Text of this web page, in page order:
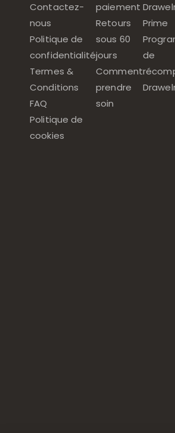
Contactez-
nous
Politique de
confidentialité
Termes &
Conditions
FAQ
Politique de
cookies
paiement
Retours
sous 60
jours
Comment
prendre
soin
Prime
de